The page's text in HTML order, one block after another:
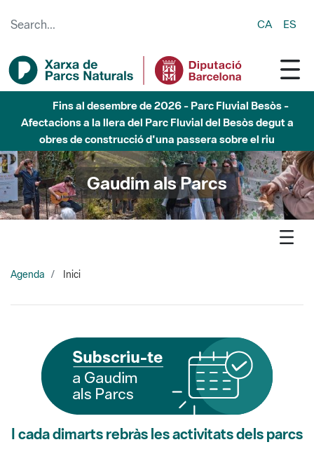
CA ES
Fins al desembre de 2026 - Parc Fluvial Besòs -
Afectacions a la llera del Parc Fluvial del Besòs degut a
obres de construcció d'una passera sobre el riu
Gaudim als Parcs
Agenda Inici
I cada dimarts rebràs les activitats dels parcs